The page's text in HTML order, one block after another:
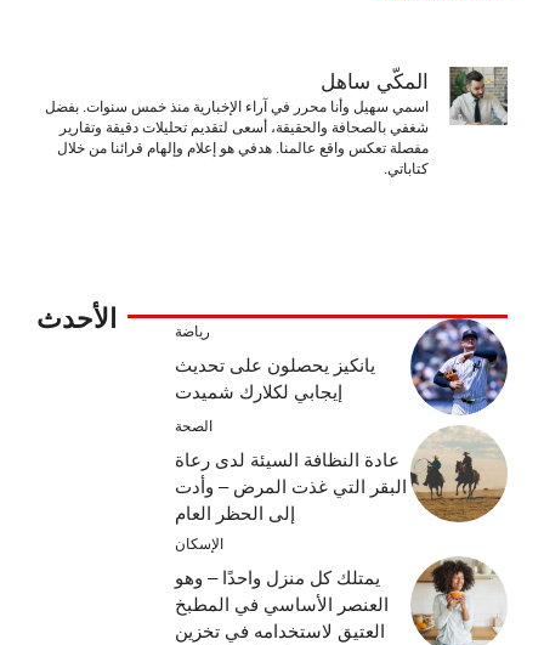
المكّي ساهل
اسمي سهيل وأنا محرر في آراء الإخبارية منذ خمس سنوات. بفضل
شغفي بالصحافة والحقيقة، أسعى لتقديم تحليلات دقيقة وتقارير
مفصلة تعكس واقع عالمنا. هدفي هو إعلام وإلهام قرائنا من خلال
كتاباتي.
الأحدث رياضة
يانكيز يحصلون على تحديث
إيجابي لكلارك شميدت
الصحة
عادة النظافة السيئة لدى رعاة
البقر التي غذت المرض – وأدت
إلى الحظر العام
الإسكان
يمتلك كل منزل واحدًا – وهو
العنصر الأساسي في المطبخ
العتيق لاستخدامه في تخزين